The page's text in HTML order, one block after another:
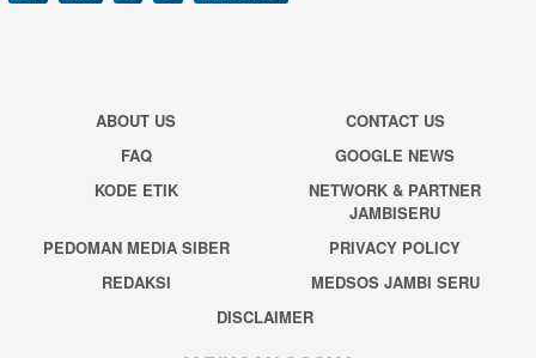
ABOUT US
CONTACT US
FAQ
GOOGLE NEWS
KODE ETIK
NETWORK & PARTNER
JAMBISERU
PEDOMAN MEDIA SIBER
PRIVACY POLICY
REDAKSI
MEDSOS JAMBI SERU
DISCLAIMER